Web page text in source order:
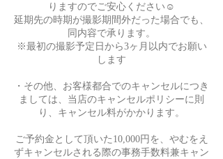
りますのでご安心ください☺︎
延期先の時期が撮影期間外だった場合でも、
同内容で承ります。
※最初の撮影予定日から3ヶ月以内でお願い
します
・その他、お客様都合でのキャンセルにつき
ましては、当店のキャンセルポリシーに則
り、キャンセル料がかかります。
ご予約金として頂いた10,000円を、やむをえ
ずキャンセルされる際の事務手数料兼キャン